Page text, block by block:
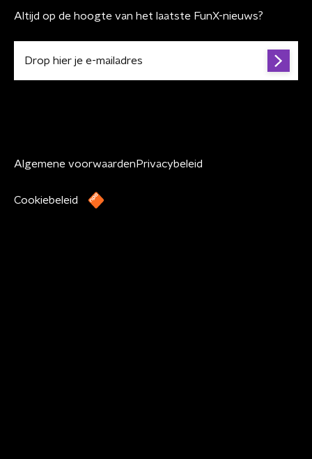
Altijd op de hoogte van het laatste FunX-nieuws?
Algemene voorwaarden Privacybeleid
Cookiebeleid